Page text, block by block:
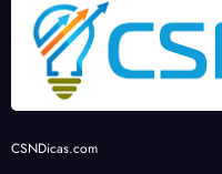
CSNDicas.com